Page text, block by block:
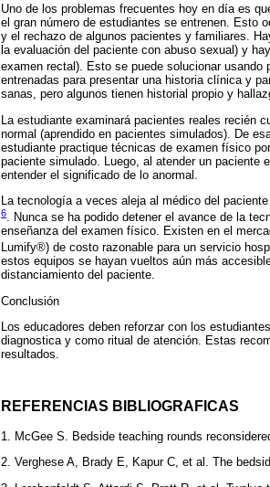
Uno de los problemas frecuentes hoy en día es
el gran número de estudiantes se entrenen. Esto
y el rechazo de algunos pacientes y familiares.
la evaluación del paciente con abuso sexual) y
examen rectal). Esto se puede solucionar usando
entrenadas para presentar una historia clínica y
sanas, pero algunos tienen historial propio y
La estudiante examinará pacientes reales recién
normal (aprendido en pacientes simulados). De
estudiante practique técnicas de examen físico
paciente simulado. Luego, al atender un paciente
entender el significado de lo anormal.
La tecnología a veces aleja al médico del
6. Nunca se ha podido detener el avance de la
enseñanza del examen físico. Existen en el
Lumify®) de costo razonable para un servicio
estos equipos se hayan vueltos aún más
distanciamiento del paciente.
Conclusión
Los educadores deben reforzar con los
diagnostica y como ritual de atención. Estas
resultados.
REFERENCIAS BIBLIOGRAFICAS
1. McGee S. Bedside teaching rounds
2. Verghese A, Brady E, Kapur C, et al. The